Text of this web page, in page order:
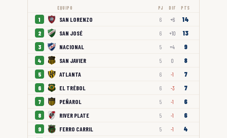
EQUIPO PJ DIF PTS
1 SAN LORENZO 6 +6 14
2 SAN JOSÉ 6 +10 13
3 NACIONAL 5 +4 9
4 SAN JAVIER 5 0 8
5 ATLANTA 6 -1 7
6 EL TRÉBOL 6 -3 7
7 PEÑAROL 5 -1 6
8 RIVER PLATE 5 -1 6
9 FERRO CARRIL 5 -1 4